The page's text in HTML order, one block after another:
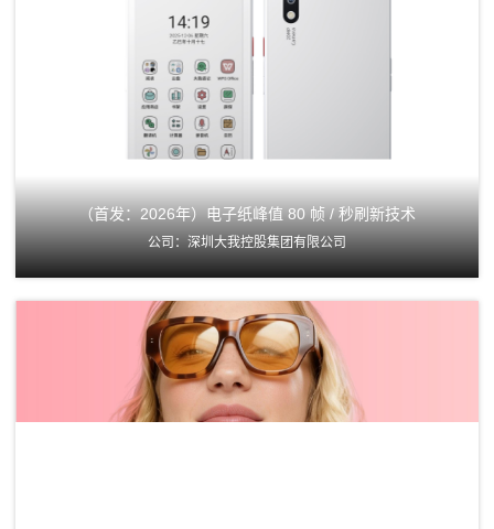
（首发：2026年）电子纸峰值 80 帧 / 秒刷新技术
公司：深圳大我控股集团有限公司